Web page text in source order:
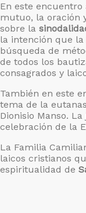
En este
mutuo, la oración
sobre la
la intención que
búsqueda de
de todos los
consagrados y
También en este
tema de la
Dionisio Manso.
celebración de la
La Familia
laicos cristianos
espiritualidad de